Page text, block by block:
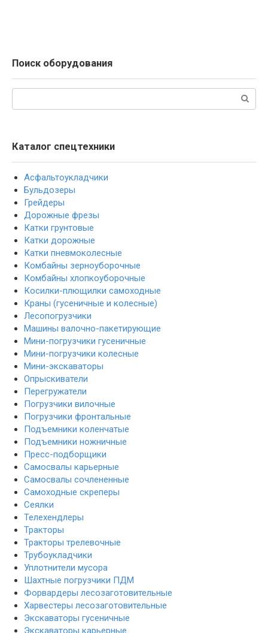
Поиск оборудования
Каталог спецтехники
Асфальтоукладчики
Бульдозеры
Грейдеры
Дорожные фрезы
Катки грунтовые
Катки дорожные
Катки пневмоколесные
Комбайны зерноуборочные
Комбайны хлопкоуборочные
Косилки-плющилки самоходные
Краны (гусеничные и колесные)
Лесопогрузчики
Машины валочно-пакетирующие
Мини-погрузчики гусеничные
Мини-погрузчики колесные
Мини-экскаваторы
Опрыскиватели
Перегружатели
Погрузчики вилочные
Погрузчики фронтальные
Подъемники коленчатые
Подъемники ножничные
Пресс-подборщики
Самосвалы карьерные
Самосвалы сочлененные
Самоходные скреперы
Сеялки
Телехендлеры
Тракторы
Тракторы трелевочные
Трубоукладчики
Уплотнители мусора
Шахтные погрузчики ПДМ
Форвардеры лесозаготовительные
Харвестеры лесозаготовительные
Экскаваторы гусеничные
Экскаваторы карьерные